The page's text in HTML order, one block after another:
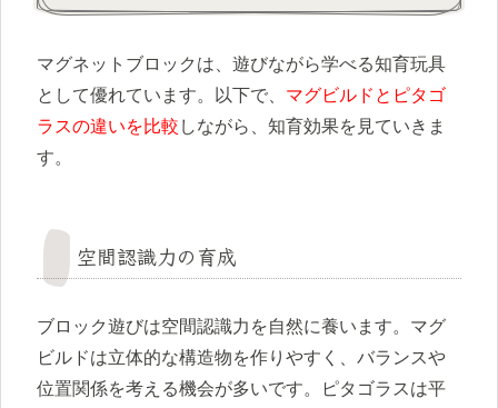
マグネットブロックは、遊びながら学べる知育玩具
として優れています。以下で、 マグビルドとピタゴ
ラスの違いを比較 しながら、知育効果を見ていきま
す。
空間認識力の育成
ブロック遊びは空間認識力を自然に養います。マグ
ビルドは立体的な構造物を作りやすく、バランスや
位置関係を考える機会が多いです。ピタゴラスは平